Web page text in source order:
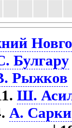
Булгару
Рыжков
Ш.
А.